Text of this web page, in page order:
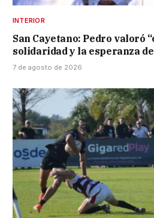
INTERIOR
San Cayetano: Pedro valoró
solidaridad y la esperanza
7 de agosto de 2026